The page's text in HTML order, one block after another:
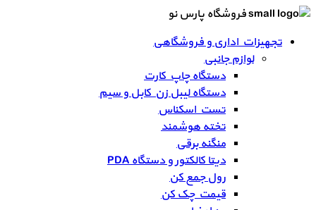
فروشگاه پارس نو
تجهیزات اداری و فروشگاهی
لوازم جانبی
دستگاه چاپ کارت
دستگاه لیبل زن کابل و سیم
تست اسکناس
تخته هوشمند
منگنه برقی
دیتا کالکتور و دستگاه PDA
رول جمع کن
قیمت چک کن